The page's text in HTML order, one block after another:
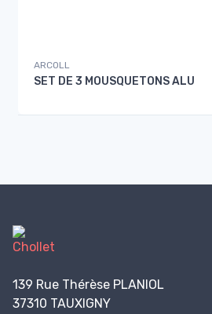
ARCOLL
SET DE 3 MOUSQUETONS ALU
139 Rue Thérèse PLANIOL
37310 TAUXIGNY